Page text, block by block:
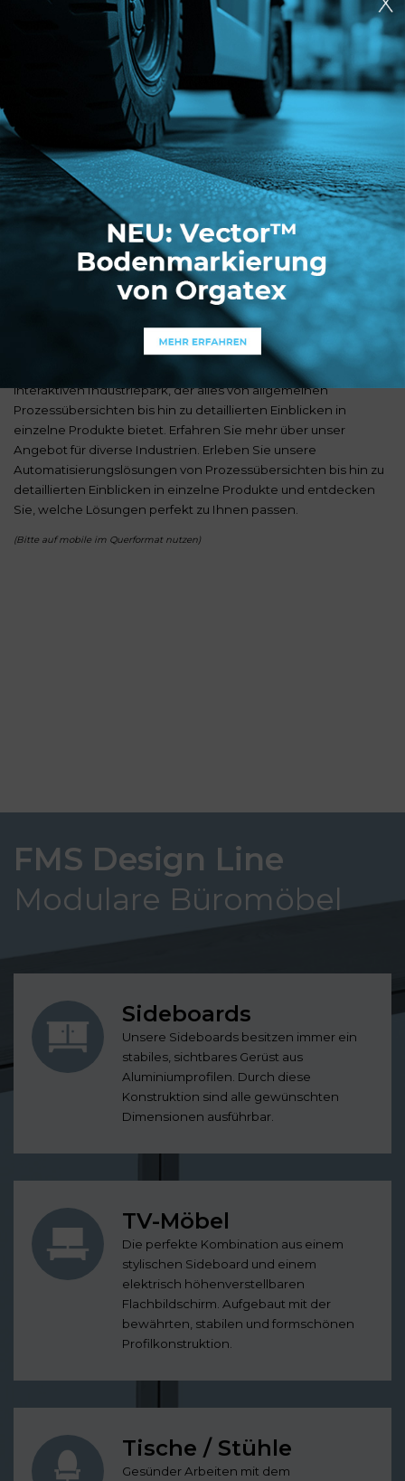
Industrie 4.0 Robotics
Die virtuelle Factory
von Bosch Rexroth
Der 3D Showroom für
industriellen Lösungen
Entdecken Sie unsere industriellen Lösungen mit unserem
interaktiven Industriepark, der alles von allgemeinen
Prozessübersichten bis hin zu detaillierten Einblicken in
einzelne Produkte bietet. Erfahren Sie mehr über unser
Angebot für diverse Industrien. Erleben Sie unsere
Automatisierungslösungen von Prozessübersichten bis hin zu
detaillierten Einblicken in einzelne Produkte und entdecken
Sie, welche Lösungen perfekt zu Ihnen passen.
(Bitte auf mobile im Querformat nutzen)
FMS Design Line
Modulare Büromöbel
Sideboards
Unsere Sideboards besitzen immer ein
stabiles, sichtbares Gerüst aus
Aluminiumprofilen. Durch diese
Konstruktion sind alle gewünschten
Dimensionen ausführbar.
TV-Möbel
Die perfekte Kombination aus einem
stylischen Sideboard und einem
elektrisch höhenverstellbaren
Flachbildschirm. Aufgebaut mit der
bewährten, stabilen und formschönen
Profilkonstruktion.
Tische / Stühle
Gesünder Arbeiten mit dem